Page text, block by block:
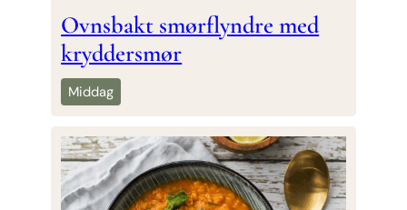
Ovnsbakt smørflyndre med
kryddersmør
Middag